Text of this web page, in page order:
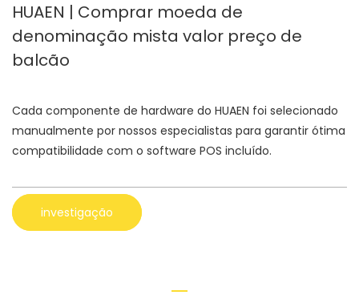
HUAEN | Comprar moeda de
denominação mista valor preço de
balcão
Cada componente de hardware do HUAEN foi selecionado
manualmente por nossos especialistas para garantir ótima
compatibilidade com o software POS incluído.
investigação